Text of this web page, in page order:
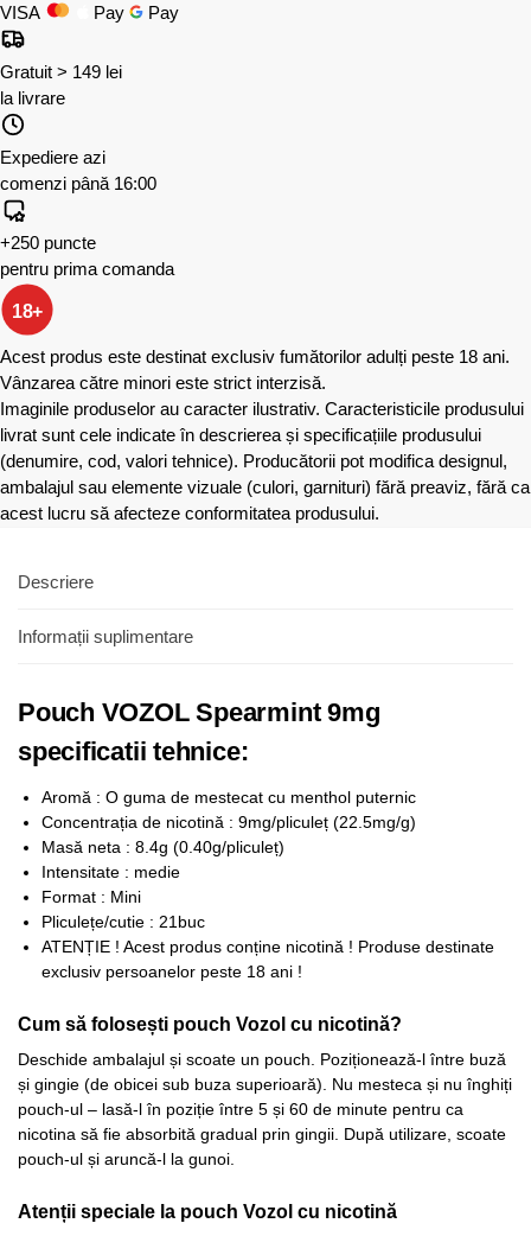
VISA
Pay Pay
Gratuit > 149 lei
la livrare
Expediere azi
comenzi până 16:00
+250 puncte
pentru prima comanda
18+
Acest produs este destinat exclusiv fumătorilor adulți peste 18 ani.
Vânzarea către minori este strict interzisă.
Imaginile produselor au caracter ilustrativ. Caracteristicile produsului
livrat sunt cele indicate în descrierea și specificațiile produsului
(denumire, cod, valori tehnice). Producătorii pot modifica designul,
ambalajul sau elemente vizuale (culori, garnituri) fără preaviz, fără ca
acest lucru să afecteze conformitatea produsului.
Descriere
Informații suplimentare
Pouch VOZOL Spearmint 9mg
specificatii tehnice:
Aromă : O guma de mestecat cu menthol puternic
Concentrația de nicotină : 9mg/pliculeț (22.5mg/g)
Masă neta : 8.4g (0.40g/pliculeț)
Intensitate : medie
Format : Mini
Pliculețe/cutie : 21buc
ATENȚIE ! Acest produs conține nicotină ! Produse destinate
exclusiv persoanelor peste 18 ani !
Cum să folosești pouch Vozol cu nicotină?
Deschide ambalajul și scoate un pouch. Poziționează-l între buză
și gingie (de obicei sub buza superioară). Nu mesteca și nu înghiți
pouch-ul – lasă-l în poziție între 5 și 60 de minute pentru ca
nicotina să fie absorbită gradual prin gingii. După utilizare, scoate
pouch-ul și aruncă-l la gunoi.​
Atenții speciale la pouch Vozol cu nicotină